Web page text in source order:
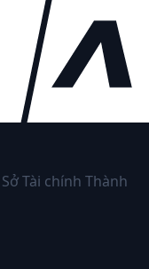
Tài chính Thành